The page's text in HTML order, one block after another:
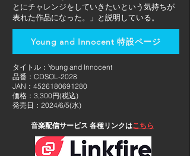
とにチャレンジをしていきたいという気持ちが
表れた作品になった。」と説明している。
Young and Innocent 特設ページ
タイトル：Young and Innocent
品番：CDSOL-2028
JAN：4526180691280
価格：3,300円(税込)
発売日：2024/6/5(水)
音楽配信サービス 各種リンクはこちら